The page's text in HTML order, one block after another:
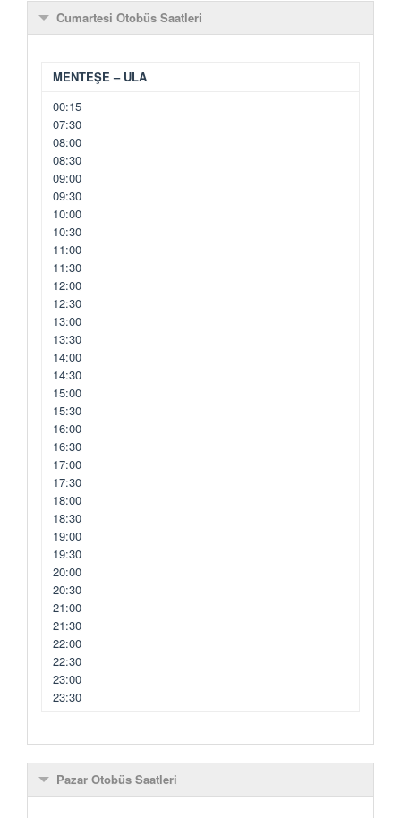
Cumartesi Otobüs Saatleri
MENTEŞE – ULA
00:15
07:30
08:00
08:30
09:00
09:30
10:00
10:30
11:00
11:30
12:00
12:30
13:00
13:30
14:00
14:30
15:00
15:30
16:00
16:30
17:00
17:30
18:00
18:30
19:00
19:30
20:00
20:30
21:00
21:30
22:00
22:30
23:00
23:30
Pazar Otobüs Saatleri